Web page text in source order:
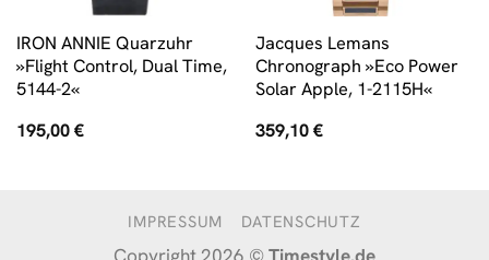
IRON ANNIE Quarzuhr
»Flight Control, Dual Time,
5144-2«
195,00€
Jacques Lemans
Chronograph »Eco Power
Solar Apple, 1-2115H«
359,10€
IMPRESSUM DATENSCHUTZ